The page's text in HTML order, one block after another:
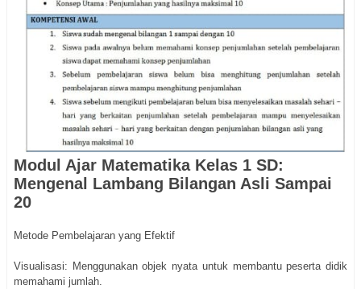
Modul Ajar Matematika Kelas 1 SD:
Mengenal Lambang Bilangan Asli Sampai
20
Metode Pembelajaran yang Efektif
Visualisasi: Menggunakan objek nyata untuk membantu peserta didik
memahami jumlah.